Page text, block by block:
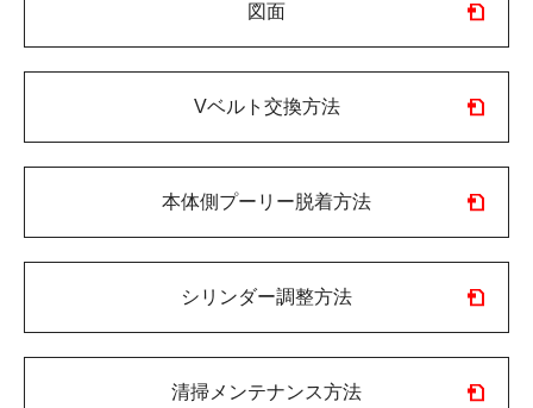
図面
Vベルト交換方法
本体側プーリー脱着方法
シリンダー調整方法
清掃メンテナンス方法